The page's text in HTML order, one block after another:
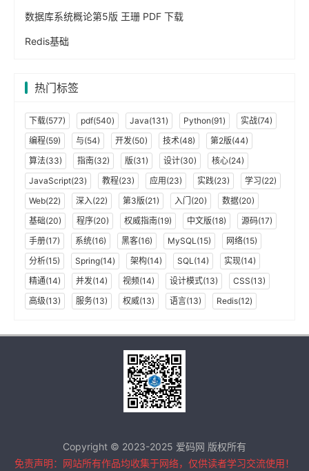
数据库系统概论第5版 王珊 PDF 下载
Redis基础
热门标签
下载(577) pdf(540) Java(131) Python(91)
实战(74)
编程(59)
与(54) 开发(50) 技术(48)
第2版(44)
算法(33)
指南(32) 版(31) 设计(30)
核心(24)
JavaScript(23)
教程(23) 应用(23) 实践(23)
学习(22)
Web(22)
深入(22) 第3版(21) 入门(20)
数据(20)
基础(20)
程序(20) 权威指南(19) 中文版(18)
源码(17)
手册(17)
系统(16) 黑客(16) MySQL(15)
网络(15)
分析(15)
Spring(14) 架构(14) SQL(14)
实现(14)
精通(14)
并发(14) 视频(14) 设计模式(13)
CSS(13)
高级(13)
服务(13) 权威(13) 语言(13) Redis(12)
Copyright © 2023-2025 爱码网 版权所有
免责声明：网站所有作品均收集于网络，仅供读者学习交流使用！